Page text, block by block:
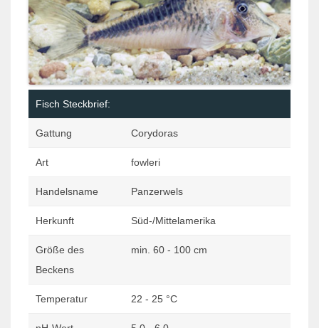
Fisch Steckbrief:
Gattung Corydoras
Art fowleri
Handelsname Panzerwels
Herkunft Süd-/Mittelamerika
Größe des
Beckens
min. 60 - 100 cm
Temperatur 22 - 25 °C